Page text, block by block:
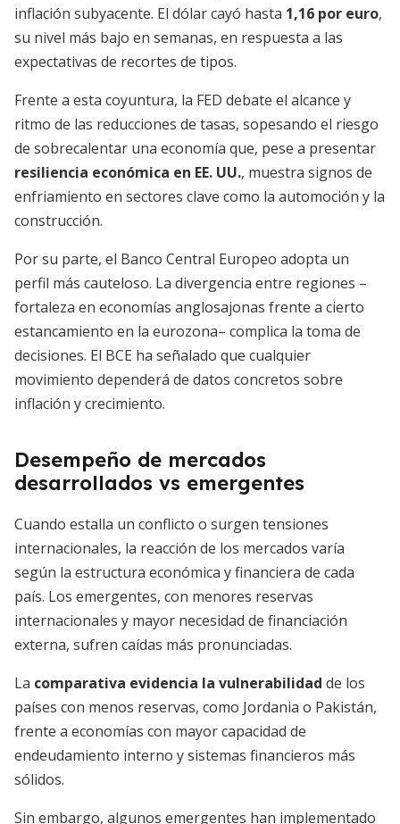
inflación subyacente. El dólar cayó hasta 1,16 por euro,
su nivel más bajo en semanas, en respuesta a las
expectativas de recortes de tipos.
Frente a esta coyuntura, la FED debate el alcance y
ritmo de las reducciones de tasas, sopesando el riesgo
de sobrecalentar una economía que, pese a presentar
resiliencia económica en EE. UU., muestra signos de
enfriamiento en sectores clave como la automoción y la
construcción.
Por su parte, el Banco Central Europeo adopta un
perfil más cauteloso. La divergencia entre regiones –
fortaleza en economías anglosajonas frente a cierto
estancamiento en la eurozona– complica la toma de
decisiones. El BCE ha señalado que cualquier
movimiento dependerá de datos concretos sobre
inflación y crecimiento.
Desempeño de mercados
desarrollados vs emergentes
Cuando estalla un conflicto o surgen tensiones
internacionales, la reacción de los mercados varía
según la estructura económica y financiera de cada
país. Los emergentes, con menores reservas
internacionales y mayor necesidad de financiación
externa, sufren caídas más pronunciadas.
La comparativa evidencia la vulnerabilidad de los
países con menos reservas, como Jordania o Pakistán,
frente a economías con mayor capacidad de
endeudamiento interno y sistemas financieros más
sólidos.
Sin embargo, algunos emergentes han implementado